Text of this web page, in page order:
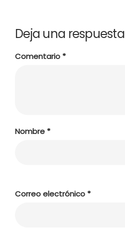
Deja una respuesta
Comentario *
Nombre *
Correo electrónico *